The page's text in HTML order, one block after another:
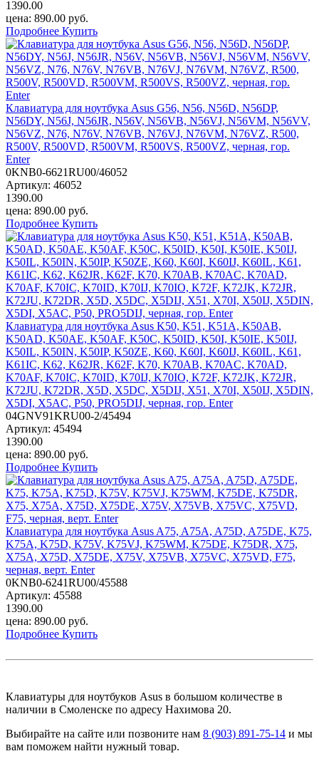
1390.00
цена: 890.00 руб.
Подробнее Купить
Клавиатура для ноутбука Asus G56, N56, N56D, N56DP,
N56DY, N56J, N56JR, N56V, N56VB, N56VJ, N56VM, N56VV,
N56VZ, N76, N76V, N76VB, N76VJ, N76VM, N76VZ, R500,
R500V, R500VD, R500VM, R500VS, R500VZ, черная, гор.
Enter
0KNB0-6621RU00/46052
Артикул: 46052
1390.00
цена: 890.00 руб.
Подробнее Купить
Клавиатура для ноутбука Asus K50, K51, K51A, K50AB,
K50AD, K50AE, K50AF, K50C, K50ID, K50I, K50IE, K50IJ,
K50IL, K50IN, K50IP, K50ZE, K60, K60I, K60IJ, K60IL, K61,
K61IC, K62, K62JR, K62F, K70, K70AB, K70AC, K70AD,
K70AF, K70IC, K70ID, K70IJ, K70IO, K72F, K72JK, K72JR,
K72JU, K72DR, X5D, X5DC, X5DIJ, X51, X70I, X50IJ, X5DIN,
X5DI, X5AC, P50, PRO5DIJ, черная, гор. Enter
04GNV91KRU00-2/45494
Артикул: 45494
1390.00
цена: 890.00 руб.
Подробнее Купить
Клавиатура для ноутбука Asus A75, A75A, A75D, A75DE, K75,
K75A, K75D, K75V, K75VJ, K75WM, K75DE, K75DR, X75,
X75A, X75D, X75DE, X75V, X75VB, X75VC, X75VD, F75,
черная, верт. Enter
0KNB0-6241RU00/45588
Артикул: 45588
1390.00
цена: 890.00 руб.
Подробнее Купить
Клавиатуры для ноутбуков Asus в большом количестве в
наличии в Смоленске по адресу Нахимова 20.
Выбирайте на сайте или позвоните нам 8 (903) 891-75-14 и мы
вам поможем найти нужный товар.